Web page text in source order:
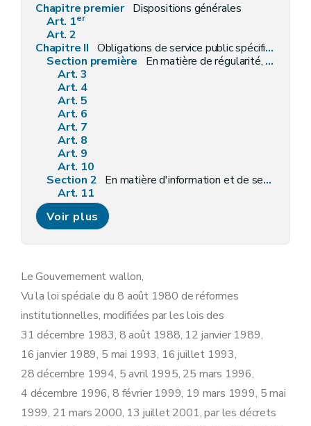
Chapitre premier Dispositions générales
Art. 1er
Art. 2
Chapitre II Obligations de service public spécifiques aux fournisseurs
Section première
En matière de régularité, qualité et facturation des fournitures
Art. 3
Art. 4
Art. 5
Art. 6
Art. 7
Art. 8
Art. 9
Art. 10
Section 2 En matière d'information et de sensibilisation à l'utilisation rationnelle de l'énergie et aux énergies renouvelables
Art. 11
Art. 12
Art. 13
Art. 14
Art. 15
Art. 17
Art. 18
Art. 20
Art. 21
Section 2 En matière de protection de l'environnement
Art. 23
Section 3 En matière de collecte des données
Voir plus
Le Gouvernement wallon,
Vu la loi spéciale du 8 août 1980 de réformes
institutionnelles, modifiées par les lois des
31 décembre 1983, 8 août 1988, 12 janvier 1989,
16 janvier 1989, 5 mai 1993, 16 juillet 1993,
28 décembre 1994, 5 avril 1995, 25 mars 1996,
4 décembre 1996, 8 février 1999, 19 mars 1999, 5 mai
1999, 21 mars 2000, 13 juillet 2001, par les décrets